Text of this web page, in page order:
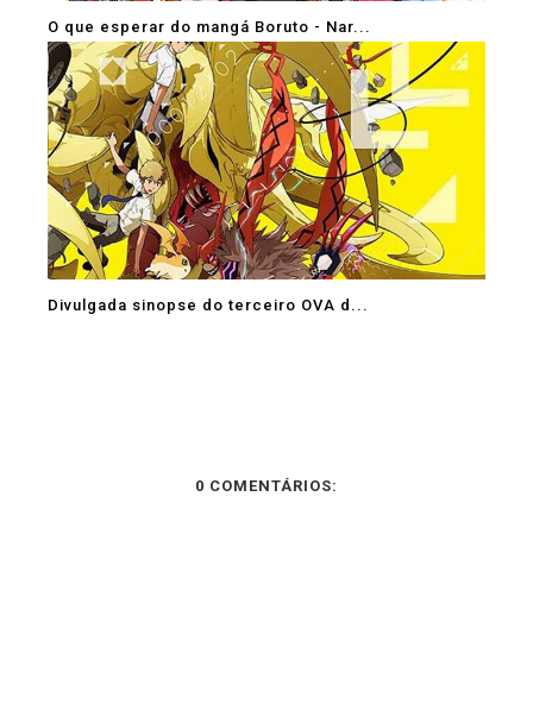
O que esperar do mangá Boruto - Nar...
Divulgada sinopse do terceiro OVA d...
0 COMENTÁRIOS: